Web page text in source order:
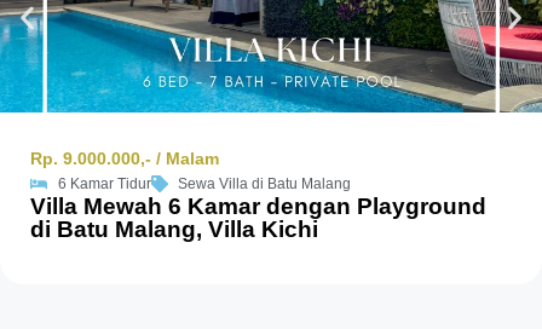
Rp. 9.000.000,- / Malam
6 Kamar Tidur Sewa Villa di Batu Malang
Villa Mewah 6 Kamar dengan Playground
di Batu Malang, Villa Kichi